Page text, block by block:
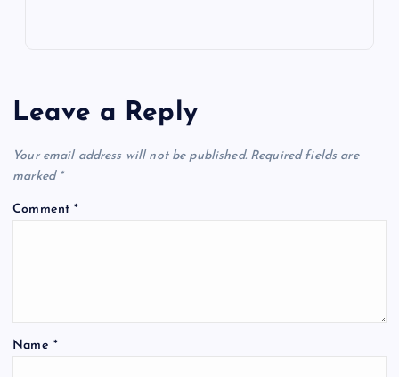
Leave a Reply
Your email address will not be published. Required fields are
marked *
Comment*
Name *